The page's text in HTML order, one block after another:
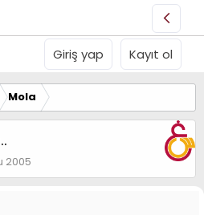
Giriş yap Kayıt ol
Mola
2005